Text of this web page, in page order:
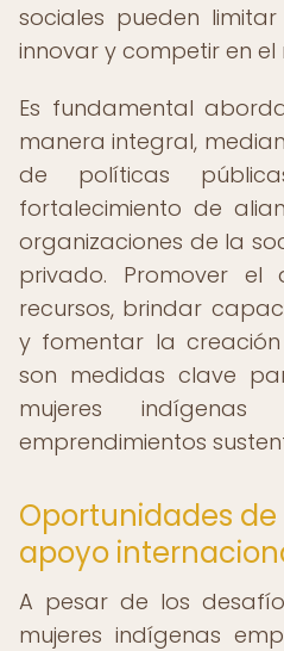
sociales pueden
innovar y competir en
Es fundamental
manera integral,
de políticas
fortalecimiento de
organizaciones de la
privado. Promover el
recursos, brindar
y fomentar la
son medidas clave
mujeres
emprendimientos
Oportunidades
apoyo
A pesar de los
mujeres indígenas